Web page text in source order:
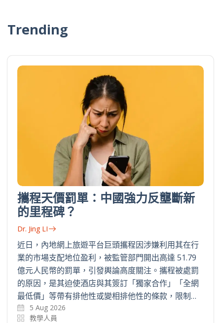
Trending
攜程天價罰單：中國強力反壟斷新
的里程碑？
Dr. Jing LI
近日，內地網上旅遊平台巨頭攜程因涉嫌利用其在行
業的市場支配地位盈利，被監管部門開出高達 51.79
億元人民幣的罰單，引發輿論高度關注。攜程被處罰
的原因，是其迫使酒店與其簽訂「獨家合作」「全網
最低價」等帶有排他性或變相排他性的條款，限制…
5 Aug 2026
教學人員